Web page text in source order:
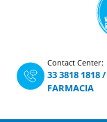
Contact Center:
33 3818 1818/
FARMACIA